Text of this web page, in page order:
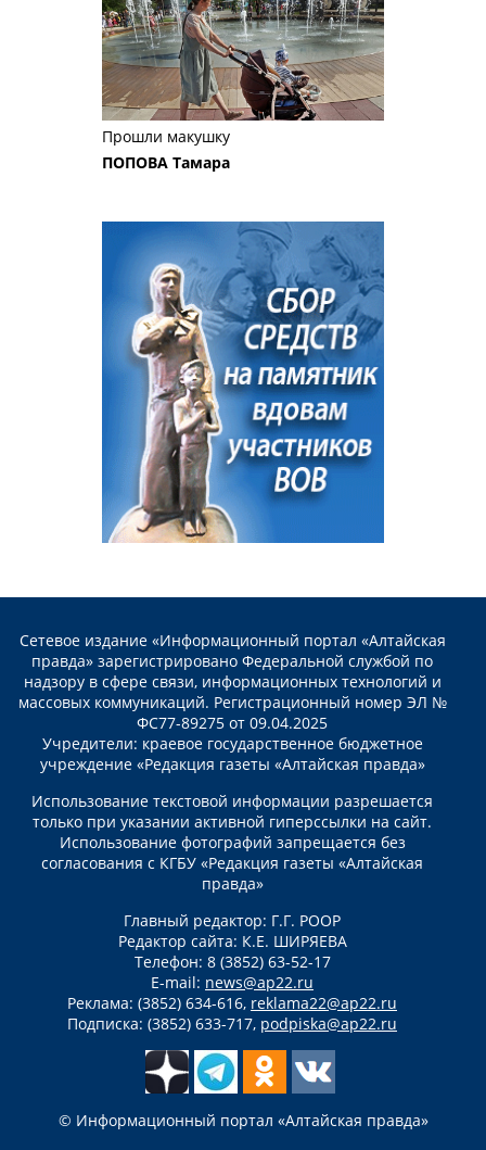
Прошли макушку
ПОПОВА Тамара
Сетевое издание «Информационный портал «Алтайская
правда» зарегистрировано Федеральной службой по
надзору в сфере связи, информационных технологий и
массовых коммуникаций. Регистрационный номер ЭЛ №
ФС77-89275 от 09.04.2025
Учредители: краевое государственное бюджетное
учреждение «Редакция газеты «Алтайская правда»
Использование текстовой информации разрешается
только при указании активной гиперссылки на сайт.
Использование фотографий запрещается без
согласования с КГБУ «Редакция газеты «Алтайская
правда»
Главный редактор: Г.Г. РООР
Редактор сайта: К.Е. ШИРЯЕВА
Телефон: 8 (3852) 63-52-17
E-mail: news@ap22.ru
Реклама: (3852) 634-616, reklama22@ap22.ru
Подписка: (3852) 633-717, podpiska@ap22.ru
© Информационный портал «Алтайская правда»